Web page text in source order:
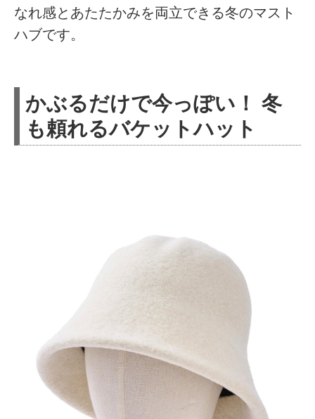
なれ感とあたたかみを両立できる冬のマスト
ハブです。
かぶるだけで今っぽい！ 冬
も頼れるバケットハット